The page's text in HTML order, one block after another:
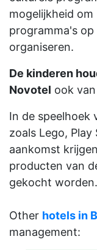
mogelijkheid om
programma's
organiseren.
De kinderen
Novotel ook
In de speelhoek
zoals Lego,
aankomst
producten van
gekocht worden.
Other hotels in
management: